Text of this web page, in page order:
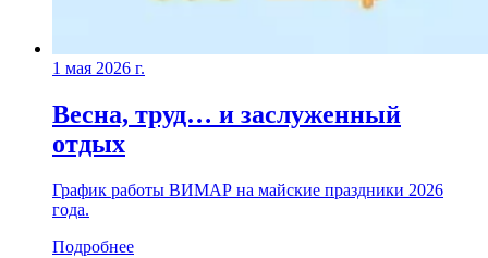
1 мая 2026 г.
Весна, труд… и заслуженный
отдых
График работы ВИМАР на майские праздники 2026
года.
Подробнее